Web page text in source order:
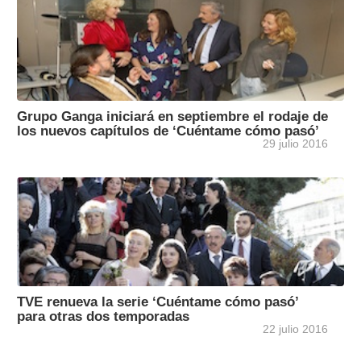
Grupo Ganga iniciará en septiembre el rodaje de
los nuevos capítulos de ‘Cuéntame cómo pasó’
29 julio 2016
TVE renueva la serie ‘Cuéntame cómo pasó’
para otras dos temporadas
22 julio 2016